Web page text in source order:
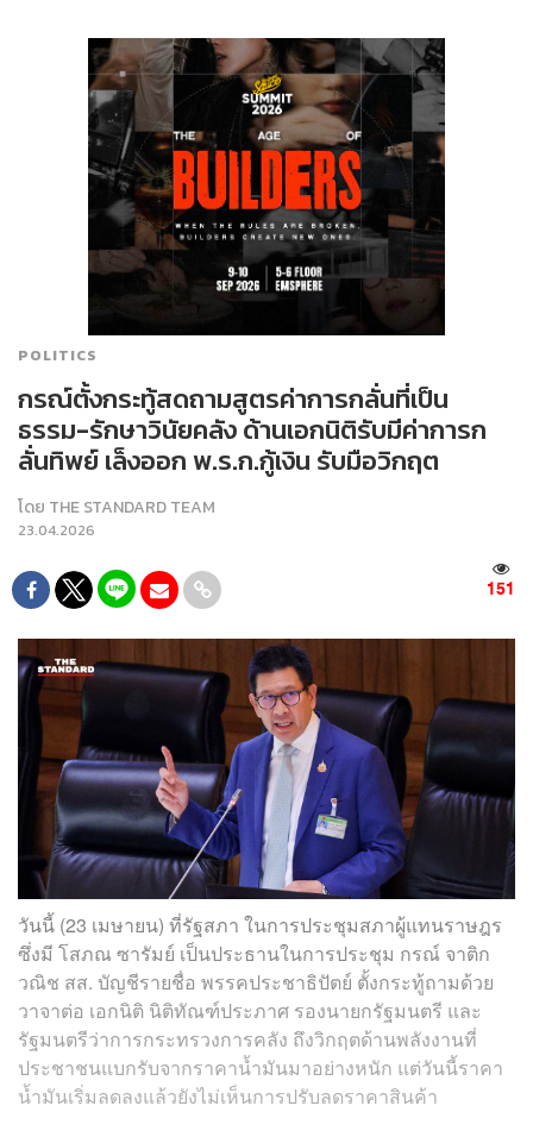
POLITICS
กรณ์ตั้งกระทู้สดถามสูตรค่าการกลั่นที่เป็น
ธรรม-รักษาวินัยคลัง ด้านเอกนิติรับมีค่าการก
ลั่นทิพย์ เล็งออก พ.ร.ก.กู้เงิน รับมือวิกฤต
โดย THE STANDARD TEAM
23.04.2026
151
วันนี้ (23 เมษายน) ที่รัฐสภา ในการประชุมสภาผู้แทนราษฎร
ซึ่งมี โสภณ ซารัมย์ เป็นประธานในการประชุม กรณ์ จาติก
วณิช สส. บัญชีรายชื่อ พรรคประชาธิปัตย์ ตั้งกระทู้ถามด้วย
วาจาต่อ เอกนิติ นิติทัณฑ์ประภาศ รองนายกรัฐมนตรี และ
รัฐมนตรีว่าการกระทรวงการคลัง ถึงวิกฤตด้านพลังงานที่
ประชาชนแบกรับจากราคาน้ำมันมาอย่างหนัก แต่วันนี้ราคา
น้ำมันเริ่มลดลงแล้วยังไม่เห็นการปรับลดราคาสินค้า